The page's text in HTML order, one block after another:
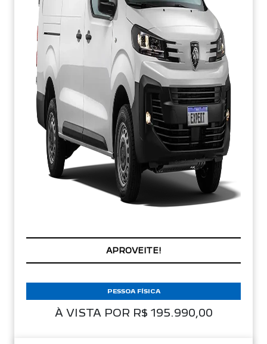
APROVEITE!
À VISTA POR R$ 195.990,00
PESSOA FÍSICA